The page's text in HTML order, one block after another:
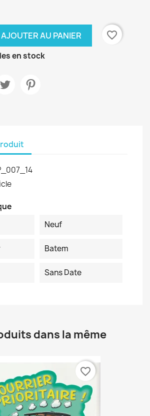
AJOUTER AU PANIER
favorite_border
en stock
Neuf
Batem
Sans Date
dans la même
favorite_border